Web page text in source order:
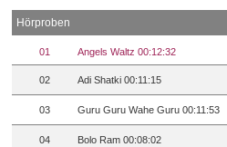
Hörproben
01 Angels Waltz 00:12:32
02 Adi Shatki 00:11:15
03 Guru Guru Wahe Guru 00:11:53
04 Bolo Ram 00:08:02